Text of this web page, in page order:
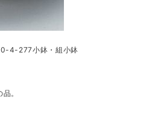
4-277小鉢・組小鉢
。